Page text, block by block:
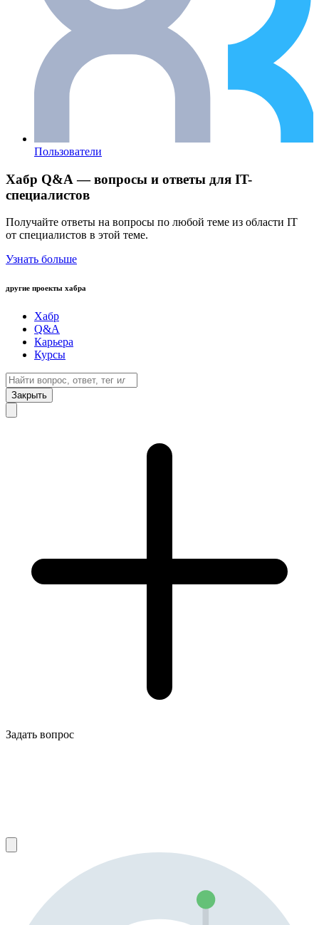
Пользователи
Хабр Q&A — вопросы и ответы для IT-
специалистов
Получайте ответы на вопросы по любой теме из области IT
от специалистов в этой теме.
Узнать больше
другие проекты хабра
Хабр
Q&A
Карьера
Курсы
Закрыть
Задать вопрос